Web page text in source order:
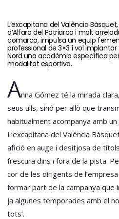
L’excapitana del València
d’Alfara del Patriarca i molt
comarca, impulsa un equip
professional de 3×3 i vol implantar
Nord una acadèmia específica
modalitat esportiva.
Anna Gómez té la mirada
seus ulls, sinó per allò que
habitualment acompanya amb
L’excapitana del València
afició en auge i desitjosa de
frescura dins i fora de la pista.
cor de les dirigents de
formar part de la campanya que
ja algunes temporades amb el
tots’.